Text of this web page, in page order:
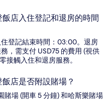
店入住登記和退房的時間
登記結束時間：03:00。退房
，需支付 USD75 的費用 (視供
接觸入住和退房服務。
店是否附設賭場？
場 (開車 5 分鐘) 和哈斯樂賭場